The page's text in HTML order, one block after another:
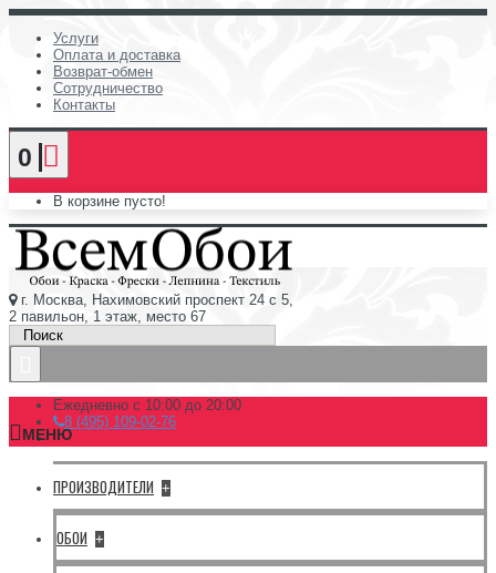
Услуги
Оплата и доставка
Возврат-обмен
Сотрудничество
Контакты
0
В корзине пусто!
г. Москва, Нахимовский проспект 24 с 5,
2 павильон, 1 этаж, место 67
Ежедневно с 10:00 до 20:00
8 (495) 109-02-76
МЕНЮ
ПРОИЗВОДИТЕЛИ +
ОБОИ +